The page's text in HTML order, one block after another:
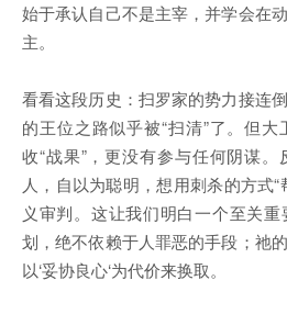
始于承认自己不是主宰，并学会在
主。
看看这段历史：扫罗家的势力接连
的王位之路似乎被“扫清”了。但
收“战果”，更没有参与任何阴谋
人，自以为聪明，想用刺杀的方式
义审判。这让我们明白一个至关
划，绝不依赖于人罪恶的手段；祂
以‘妥协良心‘为代价来换取。